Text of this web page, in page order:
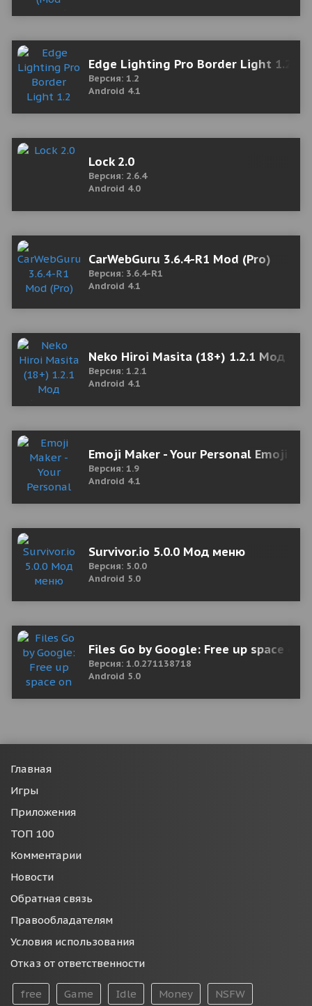
Edge Lighting Pro Border Light 1.2
Версия: 1.2
Android 4.1
Lock 2.0
Версия: 2.6.4
Android 4.0
CarWebGuru 3.6.4-R1 Mod (Pro)
Версия: 3.6.4-R1
Android 4.1
Neko Hiroi Masita (18+) 1.2.1 Мод
Версия: 1.2.1
Android 4.1
Emoji Maker - Your Personal Emoji
Версия: 1.9
Android 4.1
Survivor.io 5.0.0 Мод меню
Версия: 5.0.0
Android 5.0
Files Go by Google: Free up space on
Версия: 1.0.271138718
Android 5.0
Главная
Игры
Приложения
ТОП 100
Комментарии
Новости
Обратная связь
Правообладателям
Условия использования
Отказ от ответственности
free Game Idle Money NSFW